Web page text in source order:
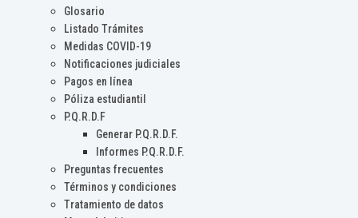
Glosario
Listado Trámites
Medidas COVID-19
Notificaciones judiciales
Pagos en línea
Póliza estudiantil
P.Q.R.D.F
Generar P.Q.R.D.F.
Informes P.Q.R.D.F.
Preguntas frecuentes
Términos y condiciones
Tratamiento de datos